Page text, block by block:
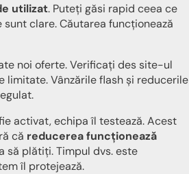
utilizat. Puteți găsi rapid ceea ce
clare. Căutarea funcționează
noi oferte. Verificați des site-ul
limitate. Vânzările flash și reducerile
activat, echipa îl testează. Acest
că reducerea funcționează
să plătiți. Timpul dvs. este
îl protejează.